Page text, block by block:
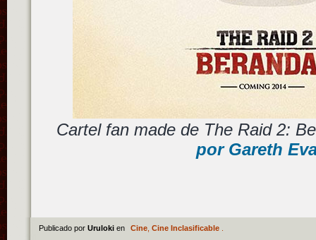
Cartel fan made de The Raid 2:
por Gareth
Publicado por Uruloki en Cine, Cine Inclasificable.